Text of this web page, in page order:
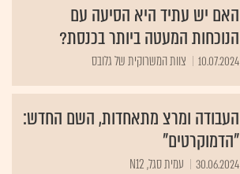
האם יש עתיד היא הסיעה עם
הנוכחות המעטה ביותר בכנסת?
10.07.2024 צוות המשרוקית של גלובס
העבודה ומרצ מתאחדות, השם החדש:
"הדמוקרטים"
30.06.2024 עמית סגל, N12